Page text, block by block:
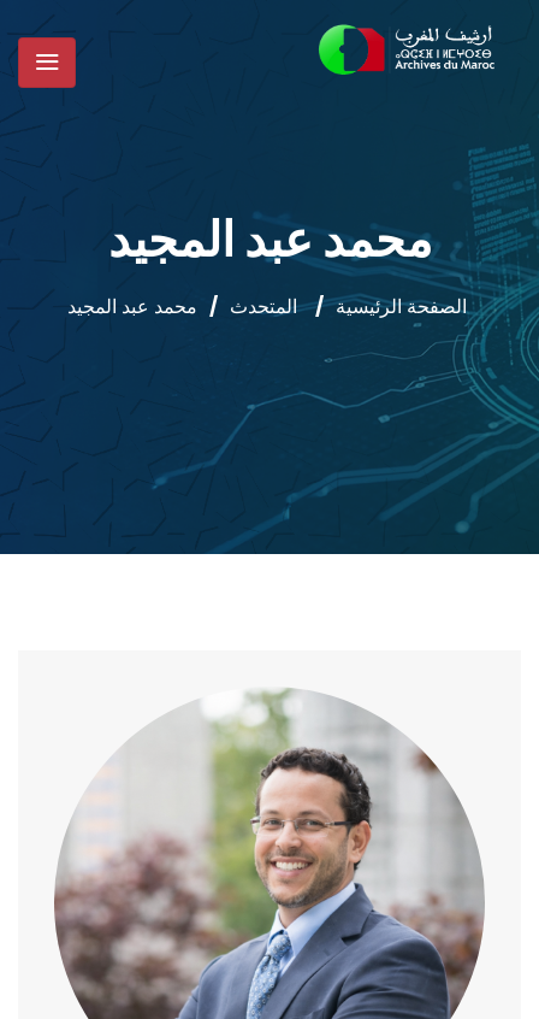
محمد عبد المجيد
الصفحة الرئيسية / المتحدث / محمد عبد المجيد